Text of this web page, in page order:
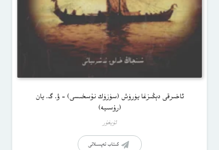
ئاخىرقى دېڭىزغا يۈرۈش (سۈزۈك نۇسخىسى) – ۋ. گ. يان
(رۇسىيە)
ئۇيغۇر
كىتاب تەپسىلاتى